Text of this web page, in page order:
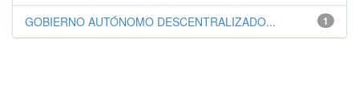
1
GOBIERNO AUTÓNOMO DESCENTRALIZADO...